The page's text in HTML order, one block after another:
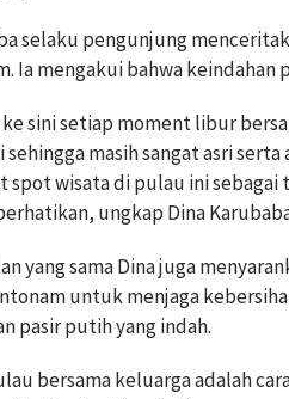
selaku pengunjung
Ia mengakui bahwa keindahan
ke sini setiap moment libur
masih sangat asri
spot wisata di pulau ini sebagai
ungkap Dina
yang sama Dina juga
untuk menjaga
pasir putih yang indah.
bersama keluarga adalah